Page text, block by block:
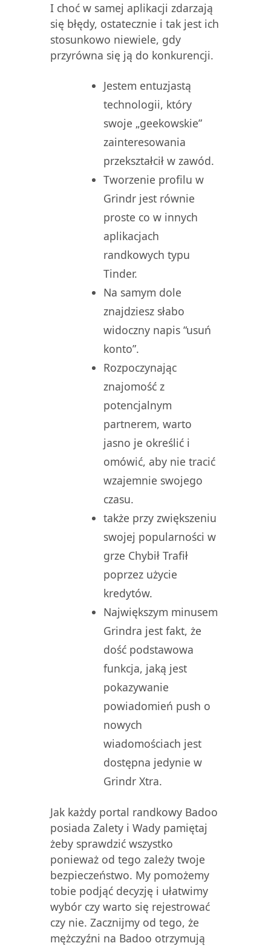
I choć w samej aplikacji zdarzają
się błędy, ostatecznie i tak jest ich
stosunkowo niewiele, gdy
przyrówna się ją do konkurencji.
Jestem entuzjastą
technologii, który
swoje „geekowskie”
zainteresowania
przekształcił w zawód.
Tworzenie profilu w
Grindr jest równie
proste co w innych
aplikacjach
randkowych typu
Tinder.
Na samym dole
znajdziesz słabo
widoczny napis “usuń
konto”.
Rozpoczynając
znajomość z
potencjalnym
partnerem, warto
jasno je określić i
omówić, aby nie tracić
wzajemnie swojego
czasu.
także przy zwiększeniu
swojej popularności w
grze Chybił Trafił
poprzez użycie
kredytów.
Największym minusem
Grindra jest fakt, że
dość podstawowa
funkcja, jaką jest
pokazywanie
powiadomień push o
nowych
wiadomościach jest
dostępna jedynie w
Grindr Xtra.
Jak każdy portal randkowy Badoo
posiada Zalety i Wady pamiętaj
żeby sprawdzić wszystko
ponieważ od tego zależy twoje
bezpieczeństwo. My pomożemy
tobie podjąć decyzję i ułatwimy
wybór czy warto się rejestrować
czy nie. Zacznijmy od tego, że
mężczyźni na Badoo otrzymują